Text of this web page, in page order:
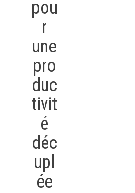
pou
r
une
pro
duc
tivit
é
déc
upl
ée